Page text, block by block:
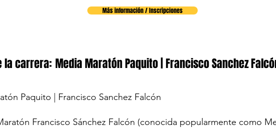
Más información / Inscripciones
la carrera: Media Maratón Paquito | Francisco Sanchez
Paquito | Francisco Sanchez Falcón
Francisco Sánchez Falcón (conocida popularmente como